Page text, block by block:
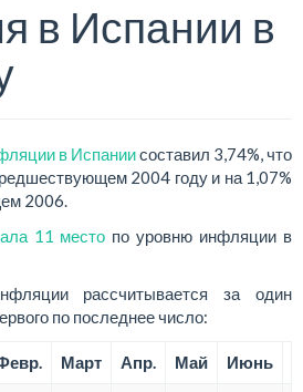
в Испании в
в Испаниисоставил 3,74%, что
2004 году и на 1,07%
2006.
11 место по уровню инфляции в
рассчитывается за один
по последнее число:
Март Апр. Май Июнь